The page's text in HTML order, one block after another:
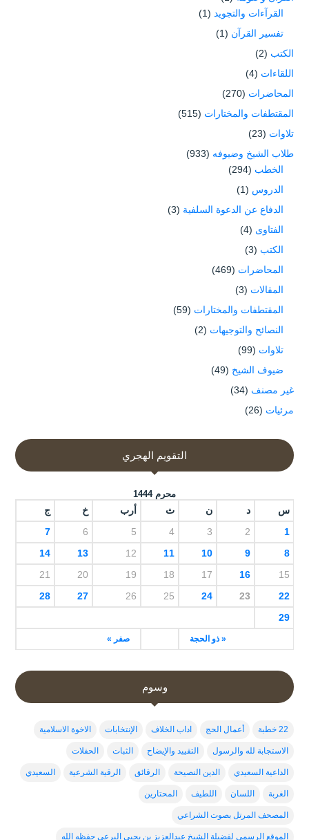
القرآءات والتجويد (1)
تفسير القرآن (1)
الكتب (2)
اللقاءات (4)
المحاضرات (270)
المقتطفات والمختارات (515)
تلاوات (23)
طلاب الشيخ وضيوفه (933)
الخطب (294)
الدروس (1)
الدفاع عن الدعوة السلفية (3)
الفتاوى (4)
الكتب (3)
المحاضرات (469)
المقالات (3)
المقتطفات والمختارات (59)
النصائح والتوجيهات (2)
تلاوات (99)
ضيوف الشيخ (49)
غير مصنف (34)
مرئيات (26)
التقويم الهجري
محرم 1444
س د ن ث أرب خ ج
« ذو الحجة صفر »
1
2
3
4
5
6
7
8
9
10
11
12
13
14
15
16
17
18
19
20
21
22
23
24
25
26
27
28
29
وسوم
22 خطبة أعمال الحج اداب الخلاف الإنتخابات الاخوة الاسلامية
الاستجابة لله والرسول التقييد والإيضاح الثبات الحفلات
الداعية السعيدي الدين النصيحة الرقائق الرقية الشرعية السعيدي
الغربة اللسان اللطيف المحتارين
المصحف المرتل بصوت الشراعي
الموقع الرسمي لفضيلة الشيخ عبدالعزيز بن يحيى البرعي حفظه الله